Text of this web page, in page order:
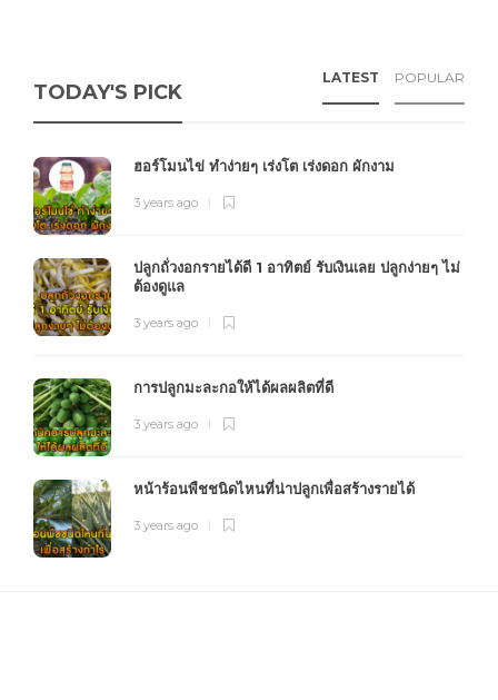
TODAY'S PICK
LATEST POPULAR
ฮอร์โมนไข่ ทำง่ายๆ เร่งโต เร่งดอก ผักงาม
3 years ago
ปลูกถั่วงอกรายได้ดี 1 อาทิตย์ รับเงินเลย ปลูกง่ายๆ ไม่
ต้องดูแล
3 years ago
การปลูกมะละกอให้ได้ผลผลิตที่ดี
3 years ago
หน้าร้อนพืชชนิดไหนที่น่าปลูกเพื่อสร้างรายได้
3 years ago